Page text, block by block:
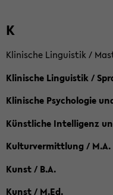
K
Klinische Linguistik /
Klinische Linguistik /
Klinische Psychologie
Künstliche Intelligenz
Kulturvermittlung / M.A.
Kunst / B.A.
Kunst / M.Ed.